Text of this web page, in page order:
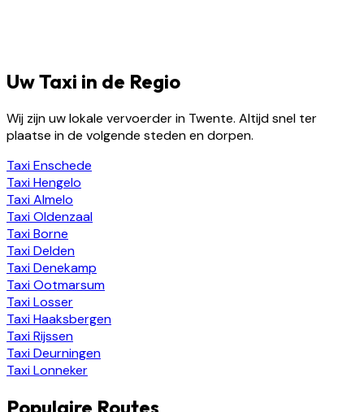
Uw Taxi in de Regio
Wij zijn uw lokale vervoerder in Twente. Altijd snel ter
plaatse in de volgende steden en dorpen.
TaxiEnschede
TaxiHengelo
TaxiAlmelo
TaxiOldenzaal
TaxiBorne
TaxiDelden
TaxiDenekamp
TaxiOotmarsum
TaxiLosser
TaxiHaaksbergen
TaxiRijssen
TaxiDeurningen
TaxiLonneker
Populaire Routes